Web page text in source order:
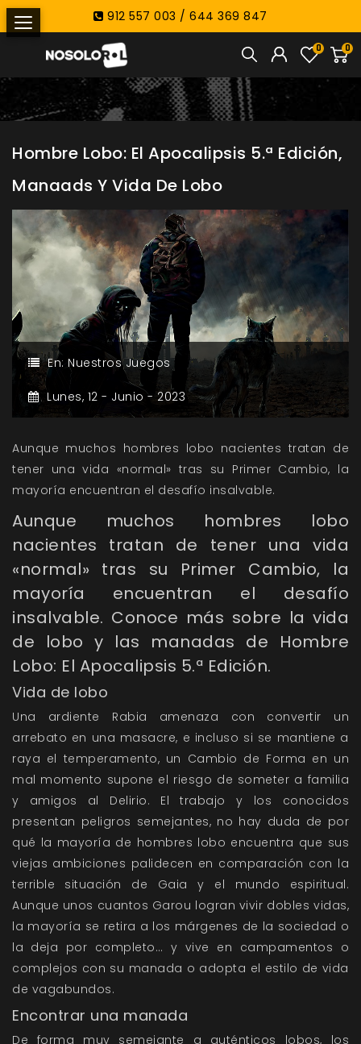
912 557 003 / 644 369 847
0
0
Hombre Lobo: El Apocalipsis 5.ª Edición,
Manaads Y Vida De Lobo
En: Nuestros Juegos
Lunes, 12 - Junio - 2023
Aunque muchos hombres lobo nacientes tratan de
tener una vida «normal» tras su Primer Cambio, la
mayoría encuentran el desafío insalvable.
Aunque muchos hombres lobo
nacientes tratan de tener una vida
«normal» tras su Primer Cambio, la
mayoría encuentran el desafío
insalvable. Conoce más sobre la vida
de lobo y las manadas de Hombre
Lobo: El Apocalipsis 5.ª Edición.
Vida de lobo
Una ardiente Rabia amenaza con convertir un
arrebato en una masacre, e incluso si se mantiene a
raya el temperamento, un Cambio de Forma en un
mal momento supone el riesgo de someter a familia
y amigos al Delirio. El trabajo y los conocidos
presentan peligros semejantes, no hay duda de por
qué la mayoría de hombres lobo encuentra que sus
viejas ambiciones palidecen en comparación con la
terrible situación de Gaia y el mundo espiritual.
Aunque unos cuantos Garou logran vivir dobles vidas,
la mayoría se retira a los márgenes de la sociedad o
la deja por completo… y vive en campamentos o
complejos con su manada o adopta el estilo de vida
de vagabundos.
Encontrar una manada
De forma muy semejante a auténticos lobos, los